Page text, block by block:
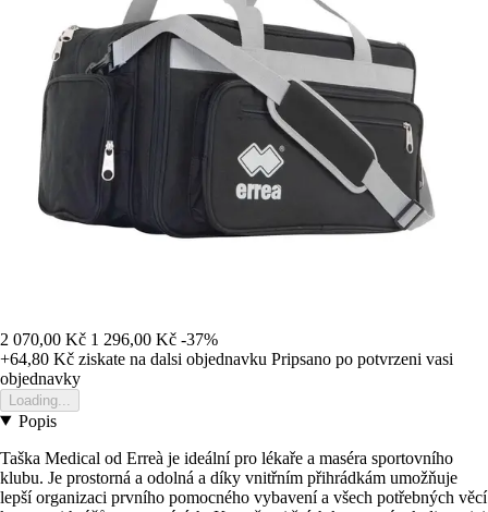
2 070,00 Kč 1 296,00 Kč -37%
+64,80 Kč ziskate na dalsi objednavku Pripsano po potvrzeni vasi
objednavky
Loading...
Popis
Taška Medical od Erreà je ideální pro lékaře a maséra sportovního
klubu. Je prostorná a odolná a díky vnitřním přihrádkám umožňuje
lepší organizaci prvního pomocného vybavení a všech potřebných věcí